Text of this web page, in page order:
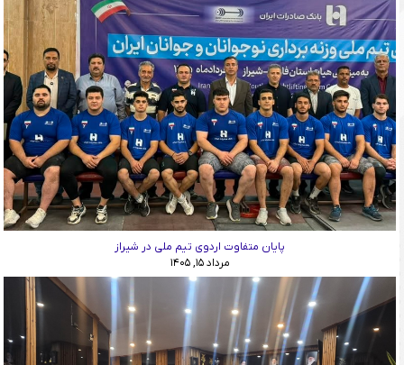
پایان متفاوت اردوی تیم ملی در شیراز
مرداد ۱۵, ۱۴۰۵